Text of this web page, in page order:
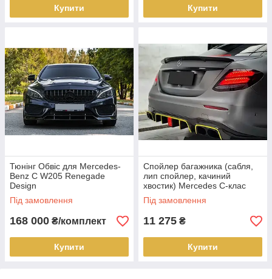
Купити Купити
Тюнінг Обвіс для Mercedes-
Benz C W205 Renegade
Design
Під замовлення
168 000 ₴/комплект
Купити
Спойлер багажника (сабля,
лип спойлер, качиний
хвостик) Mercedes C-клас
W205 2013-2018 г.в. стиль
Brabus
Під замовлення
11 275 ₴
Купити